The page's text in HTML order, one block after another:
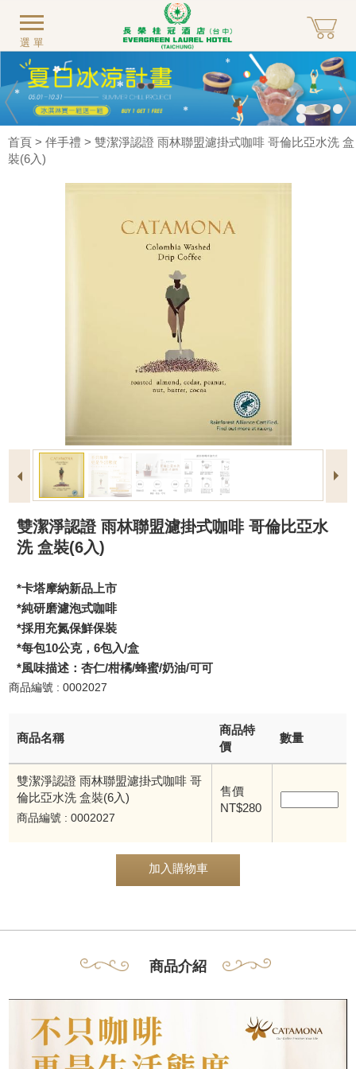
選單
首頁 > 伴手禮 > 雙潔淨認證 雨林聯盟濾掛式咖啡 哥倫比亞水洗 盒
裝(6入)
雙潔淨認證 雨林聯盟濾掛式咖啡 哥倫比亞水
洗 盒裝(6入)
*卡塔摩納新品上市
*純研磨濾泡式咖啡
*採用充氮保鮮保裝
*每包10公克，6包入/盒
*風味描述：杏仁/柑橘/蜂蜜/奶油/可可
商品編號 : 0002027
商品名稱
商品特
價
數量
雙潔淨認證 雨林聯盟濾掛式咖啡 哥
倫比亞水洗 盒裝(6入)
商品編號 : 0002027
售價
NT$280
加入購物車
商品介紹